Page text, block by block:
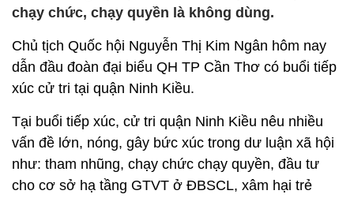
chạy chức, chạy quyền là không dùng.
Chủ tịch Quốc hội Nguyễn Thị Kim Ngân hôm nay
dẫn đầu đoàn đại biểu QH TP Cần Thơ có buổi tiếp
xúc cử tri tại quận Ninh Kiều.
Tại buổi tiếp xúc, cử tri quận Ninh Kiều nêu nhiều
vấn đề lớn, nóng, gây bức xúc trong dư luận xã hội
như: tham nhũng, chạy chức chạy quyền, đầu tư
cho cơ sở hạ tầng GTVT ở ĐBSCL, xâm hại trẻ